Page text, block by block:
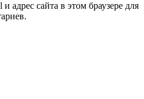
адрес сайта в этом браузере для